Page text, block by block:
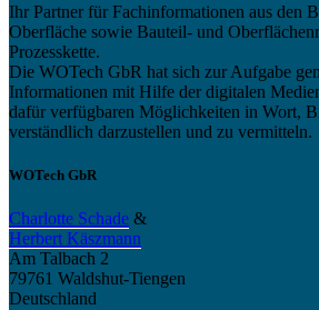
Ihr Partner für Fachinformationen aus den
Oberfläche sowie Bauteil- und
Prozesskette.
Die WOTech GbR hat sich zur Aufgabe
Informationen mit Hilfe der digitalen
dafür verfügbaren Möglichkeiten in Wort,
verständlich darzustellen und zu vermitteln.
WOTech GbR
Charlotte Schade &
Herbert Käszmann
Am Talbach 2
79761 Waldshut-Tiengen
Deutschland